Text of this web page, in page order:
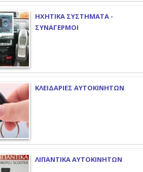
ΗΧΗΤΙΚΑ ΣΥΣΤΗΜΑΤΑ -
ΣΥΝΑΓΕΡΜΟΙ
ΚΛΕΙΔΑΡΙΕΣ ΑΥΤΟΚΙΝΗΤΩΝ
ΛΙΠΑΝΤΙΚΑ ΑΥΤΟΚΙΝΗΤΩΝ